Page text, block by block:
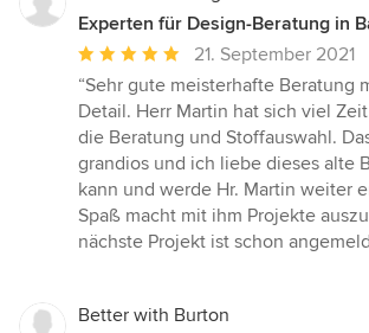
Experten für Design-Beratung in
Durchschnittliche
Bewertung:
5
von
5
Sternen
21. September 2021
“Sehr gute meisterhafte Beratung
Detail. Herr Martin hat sich viel
die Beratung und Stoffauswahl.
grandios und ich liebe dieses alte
kann und werde Hr. Martin weiter
Spaß macht mit ihm Projekte
nächste Projekt ist schon
Better with Burton